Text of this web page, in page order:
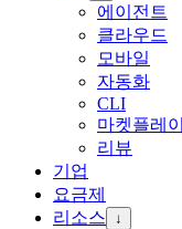
에이전트
클라우드
모바일
자동화
CLI
마켓플레
리뷰
기업
요금제
리소스
↓